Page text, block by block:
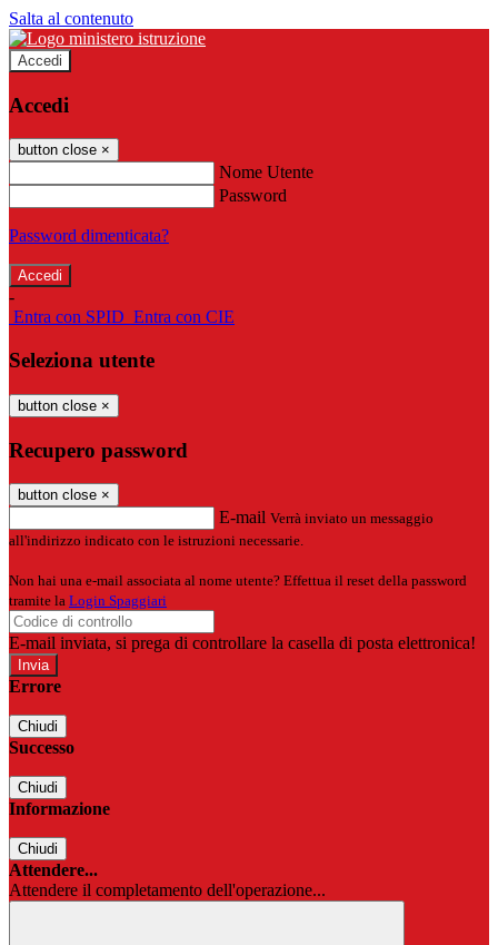
Salta al contenuto
Accedi
Accedi
button close ×
Nome Utente
Password
Password dimenticata?
-
Entra con SPID Entra con CIE
Seleziona utente
button close ×
Recupero password
button close ×
E-mail Verrà inviato un messaggio
all'indirizzo indicato con le istruzioni necessarie.
Non hai una e-mail associata al nome utente? Effettua il reset della password
tramite la Login Spaggiari
E-mail inviata, si prega di controllare la casella di posta elettronica!
Errore
Chiudi
Successo
Chiudi
Informazione
Chiudi
Attendere...
Attendere il completamento dell'operazione...